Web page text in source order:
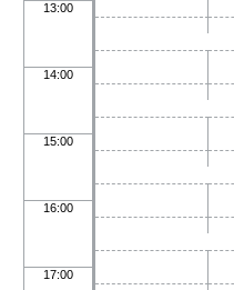
13:00
14:00
15:00
16:00
17:00